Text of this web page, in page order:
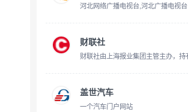
河北网络广播电视台,河北广播电视台
财联社
盖世汽车
一个汽车门户网站